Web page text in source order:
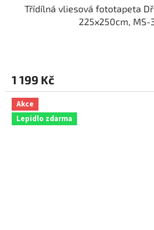
Třídílná vliesová fototapeta
225x250cm,
1 199 Kč
Akce
Lepidlo zdarma